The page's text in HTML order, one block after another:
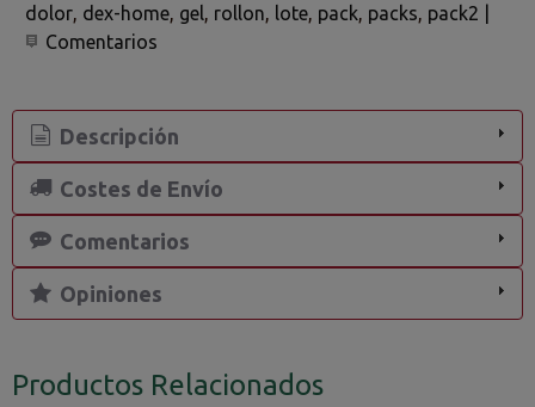
dolor dex-home gel rollon lote pack packs pack2
Comentarios
Descripción
Costes de Envío
Comentarios
Opiniones
Productos Relacionados